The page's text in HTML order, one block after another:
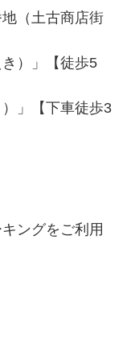
（土古商店街
）」【徒歩5
」【下車徒歩3
ングをご利用